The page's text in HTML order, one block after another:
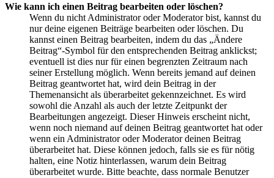
Wie kann ich einen Beitrag bearbeiten oder löschen?
Wenn du nicht Administrator oder Moderator bist, kannst du
nur deine eigenen Beiträge bearbeiten oder löschen. Du
kannst einen Beitrag bearbeiten, indem du das „Ändere
Beitrag“-Symbol für den entsprechenden Beitrag anklickst;
eventuell ist dies nur für einen begrenzten Zeitraum nach
seiner Erstellung möglich. Wenn bereits jemand auf deinen
Beitrag geantwortet hat, wird dein Beitrag in der
Themenansicht als überarbeitet gekennzeichnet. Es wird
sowohl die Anzahl als auch der letzte Zeitpunkt der
Bearbeitungen angezeigt. Dieser Hinweis erscheint nicht,
wenn noch niemand auf deinen Beitrag geantwortet hat oder
wenn ein Administrator oder Moderator deinen Beitrag
überarbeitet hat. Diese können jedoch, falls sie es für nötig
halten, eine Notiz hinterlassen, warum dein Beitrag
überarbeitet wurde. Bitte beachte, dass normale Benutzer